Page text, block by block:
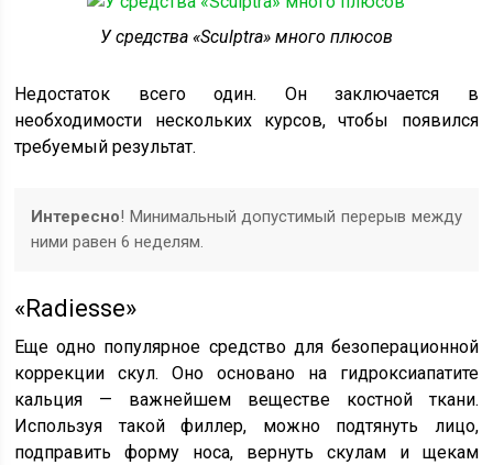
У средства «Sculptra» много плюсов
Недостаток всего один. Он заключается в
необходимости нескольких курсов, чтобы появился
требуемый результат.
Интересно! Минимальный допустимый перерыв между
ними равен 6 неделям.
«Radiesse»
Еще одно популярное средство для безоперационной
коррекции скул. Оно основано на гидроксиапатите
кальция — важнейшем веществе костной ткани.
Используя такой филлер, можно подтянуть лицо,
подправить форму носа, вернуть скулам и щекам